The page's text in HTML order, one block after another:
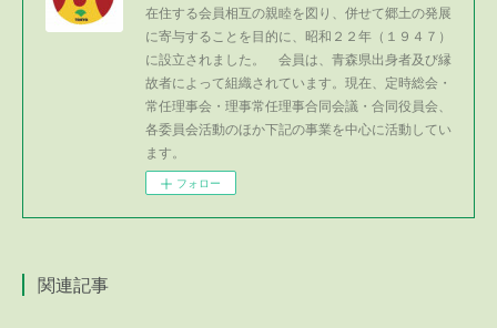
在住する会員相互の親睦を図り、併せて郷土の発展
に寄与することを目的に、昭和２２年（１９４７）
に設立されました。 会員は、青森県出身者及び縁
故者によって組織されています。現在、定時総会・
常任理事会・理事常任理事合同会議・合同役員会、
各委員会活動のほか下記の事業を中心に活動してい
ます。
フォロー
関連記事